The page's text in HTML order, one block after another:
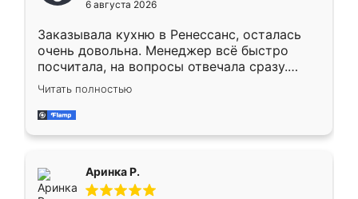
мебели буду заказывать только здесь.
6 августа 2026
Заказывала кухню в Ренессанс, осталась
очень довольна. Менеджер всё быстро
посчитала, на вопросы отвечала сразу.
Замерщик приехал в субботу, подошёл к
делу со всей ответственностью. Собрали
за день, ребята работали аккуратно, даже
Читать полностью
Аринка Р.